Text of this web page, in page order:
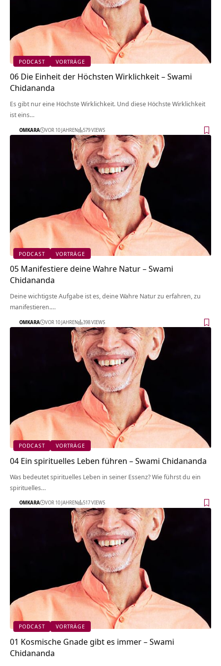
PODCAST VORTRÄGE
06 Die Einheit der Höchsten Wirklichkeit – Swami
Chidananda
Es gibt nur eine Höchste Wirklichkeit. Und diese Höchste Wirklichkeit
ist eins…
OMKARA VOR 10 JAHREN 579 VIEWS
PODCAST VORTRÄGE
05 Manifestiere deine Wahre Natur – Swami
Chidananda
Deine wichtigste Aufgabe ist es, deine Wahre Natur zu erfahren, zu
manifestieren.…
OMKARA VOR 10 JAHREN 398 VIEWS
PODCAST VORTRÄGE
04 Ein spirituelles Leben führen – Swami Chidananda
Was bedeutet spirituelles Leben in seiner Essenz? Wie führst du ein
spirituelles…
OMKARA VOR 10 JAHREN 517 VIEWS
PODCAST VORTRÄGE
01 Kosmische Gnade gibt es immer – Swami
Chidananda